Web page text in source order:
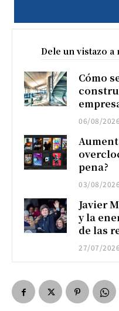
Dele un vistazo
Cómo
06/08/2026
pena?
03/08/2026
Javier
y la
de las
27/07/2026